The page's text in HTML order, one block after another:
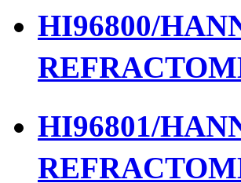
HI96800/
HI96801/